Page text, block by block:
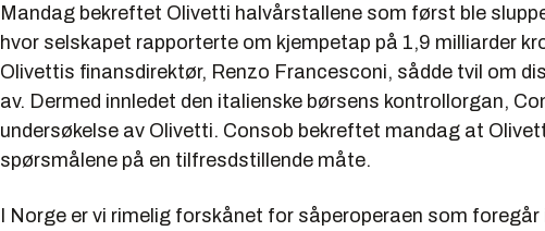
Mandag bekreftet Olivetti halvårstallene som først ble
hvor selskapet rapporterte om kjempetap på 1,9 milliarder
Olivettis finansdirektør, Renzo Francesconi, sådde tvil om
av. Dermed innledet den italienske børsens kontrollorgan,
undersøkelse av Olivetti. Consob bekreftet mandag at
spørsmålene på en tilfresdstillende måte.
I Norge er vi rimelig forskånet for såperoperaen som